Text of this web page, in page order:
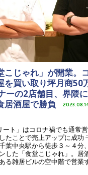
こじゃれ」が開業。
を買い取り坪月商50
ーの2店舗目、界隈
居酒屋で勝負
ート」はコロナ禍でも通常
たことで売上アップに成功
葉中央駅から徒歩３～４分
した「食堂こじゃれ」。居
る雑居ビルの空中階で営業